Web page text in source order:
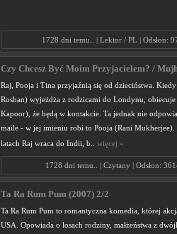
1728 dni temu.. | Lektor / PL | Odsłon:
Czy Chcesz Być Moim Przyjacielem? /
Raj, Pooja i Tina przyjaźnią się od dzieciństwa.
Roshan) wyjeżdża z rodzicami do Londynu,
Kapoor), że będą w kontakcie. Ta jednak nie
maile - w jej imieniu robi to Pooja (Rani Mukherjee).
latach Raj wraca do Indii, b.. więcej »
1728 dni temu.. | Czytany | Odsłon:
Ta Ra Rum Pum (2007) 2/2
Ta Ra Rum Pum to romantyczna komedia, której
USA. Opowiada o losach rodziny, małżeństwa z